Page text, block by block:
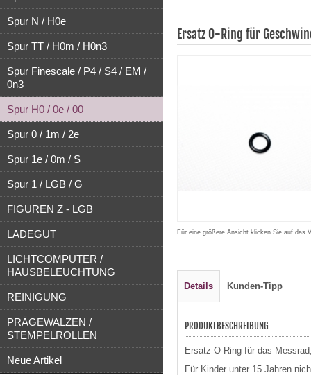
Spur N / H0e
Spur TT / H0m / H0n3
Spur Finescale / P4 / S4 / EM /
0n3
Spur H0 / 0e / 00
Spur 0 / 1m / 2e
Spur 1e / 0m / S
Spur 1 / LGB / G
FIGUREN Z - LGB
LADEGUT
LICHTCOMPUTER /
HAUSBELEUCHTUNG
REINIGUNG
PRÄGEWALZEN /
STEMPELROLLEN
Neue Artikel
Ersatz O-Ring für
Für eine größere Ansicht klicken Sie auf das
Details Kunden-Tipp
PRODUKTBESCHREIBUNG
Ersatz O-Ring für das
Für Kinder unter 15 Jahren